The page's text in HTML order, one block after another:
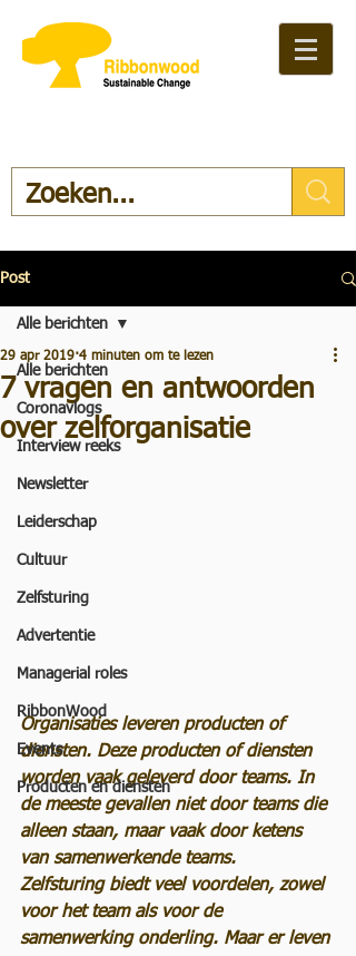
Post
Alle berichten
Coronavlogs
Interview reeks
Newsletter
Leiderschap
Cultuur
Zelfsturing
Advertentie
Managerial roles
RibbonWood
Events
Producten en diensten
Alle berichten
7 vragen en antwoorden
over zelforganisatie
29 apr 2019 4 minuten om te lezen
Organisaties leveren producten of
diensten. Deze producten of diensten
worden vaak geleverd door teams. In
de meeste gevallen niet door teams die
alleen staan, maar vaak door ketens
van samenwerkende teams.
Zelfsturing biedt veel voordelen, zowel
voor het team als voor de
samenwerking onderling. Maar er leven